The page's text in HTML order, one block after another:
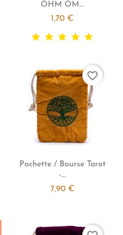
OHM OM...
1,70 €
Aperçu rapide
Pochette / Bourse Tarot
-...
7,90 €
favorite_border